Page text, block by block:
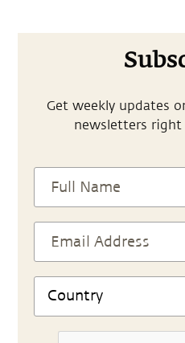
Get weekly updates
newsletters right